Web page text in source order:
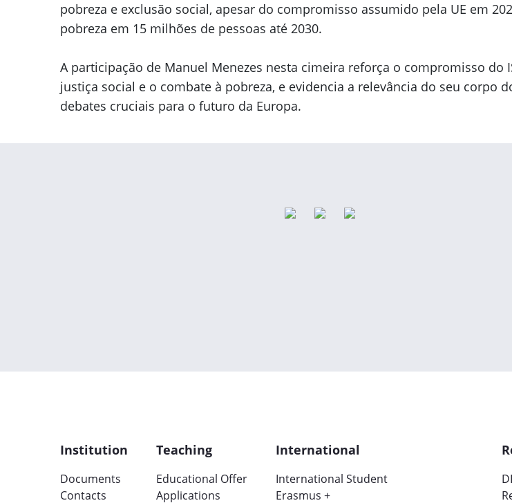
pobreza e exclusão social, apesar do compromisso assumido pela UE em
pobreza em 15 milhões de pessoas até 2030.
A participação de Manuel Menezes nesta cimeira reforça o compromisso do
justiça social e o combate à pobreza, e evidencia a relevância do seu corpo
debates cruciais para o futuro da Europa.
Institution
Documents
Contacts
Teaching
Educational Offer
Applications
International
International Student
Erasmus +